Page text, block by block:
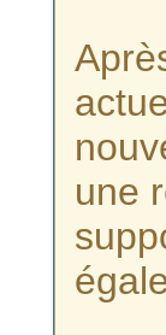
une